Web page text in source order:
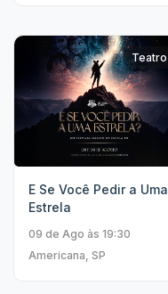
Teatro
E Se Você Pedir a Uma
Estrela
09 de Ago às 19:30
Americana, SP